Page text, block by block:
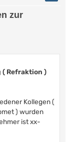
zur
Refraktion )
Kollegen (
) wurden
ist xx-